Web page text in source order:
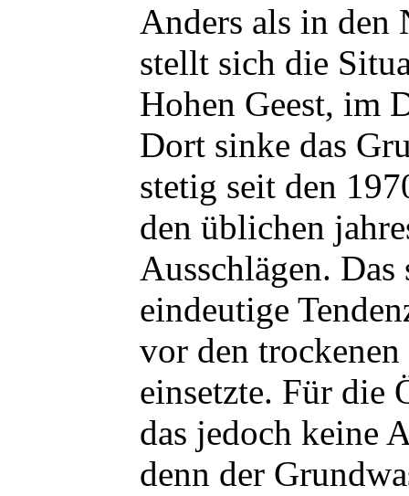
Anders als in den
stellt sich die
Hohen Geest, im
Dort sinke das
stetig seit den
den üblichen
Ausschlägen. Das
eindeutige
vor den trockenen
einsetzte. Für die
das jedoch keine
denn der